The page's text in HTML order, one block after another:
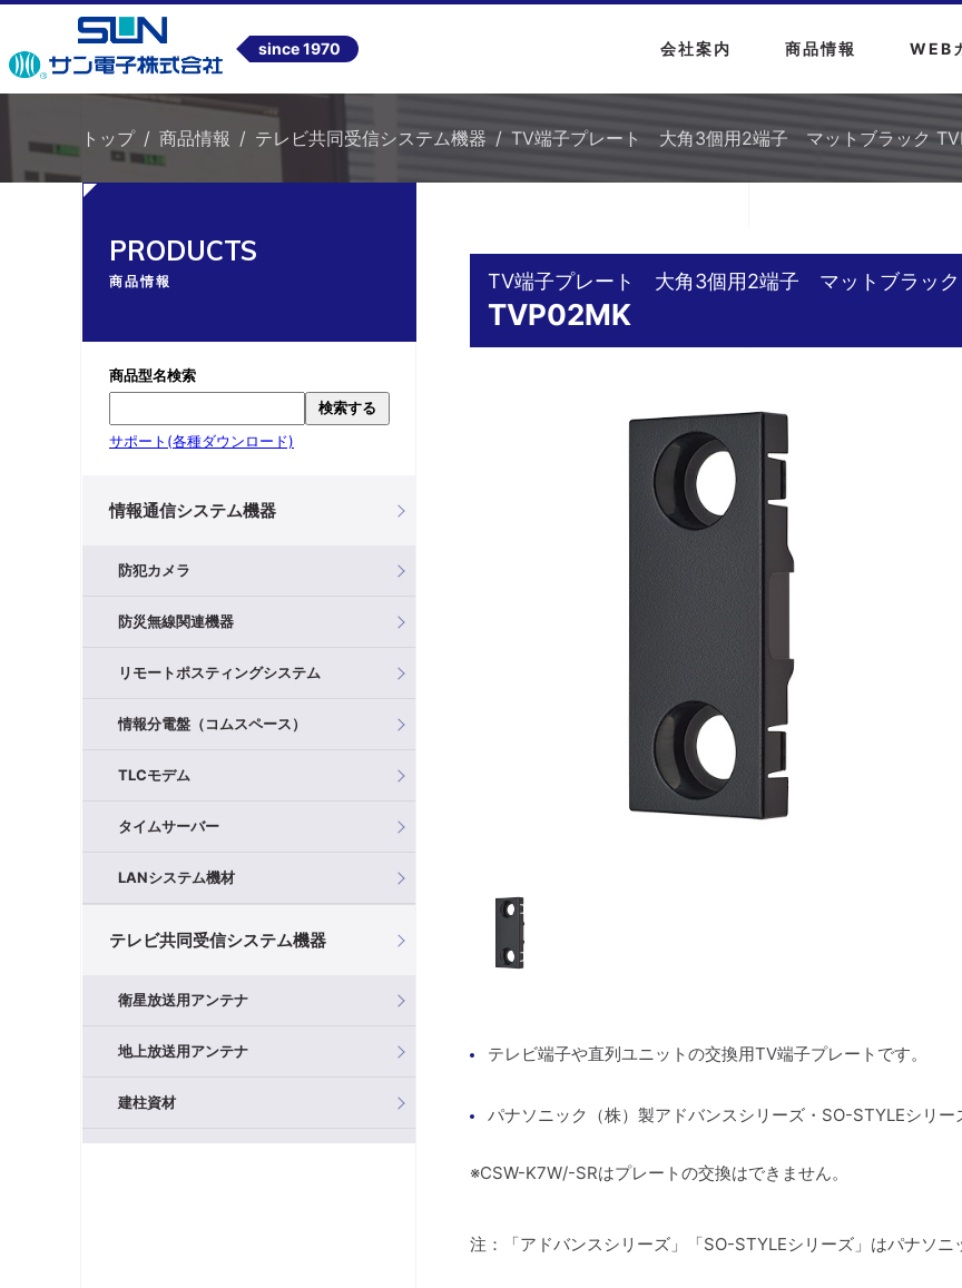
since 1970 会社案内 商品情報 WEB
トップ 商品情報 テレビ共同受信システム機器 TV端子プレート 大角3個用2端子 マットブラック
PRODUCTS
商品情報
商品型名検索
検索する
サポート(各種ダウンロード)
情報通信システム機器
防犯カメラ
防災無線関連機器
リモートポスティングシステム
情報分電盤（コムスペース）
TLCモデム
タイムサーバー
LANシステム機材
テレビ共同受信システム機器
衛星放送用アンテナ
地上放送用アンテナ
建柱資材
TV端子プレート 大角3個用2端子 マットブラック
TVP02MK
テレビ端子や直列ユニットの交換用TV端子プレートです。
パナソニック（株）製アドバンスシリーズ・SO-STYLEシリー
※CSW-K7W/-SRはプレートの交換はできません。
注：「アドバンスシリーズ」「SO-STYLEシリーズ」はパナソニ